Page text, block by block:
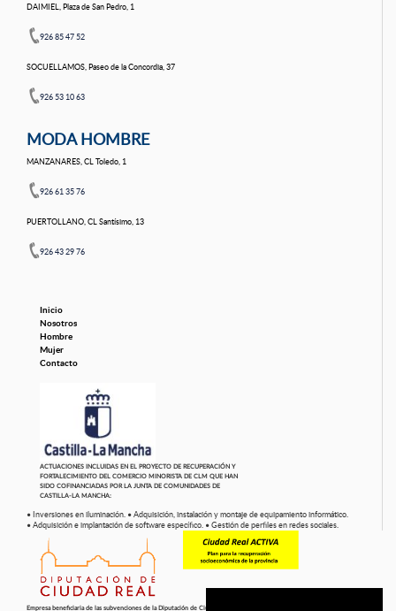
DAIMIEL, Plaza de San Pedro, 1
926 85 47 52
SOCUELLAMOS, Paseo de la Concordia, 37
926 53 10 63
MODA HOMBRE
MANZANARES, CL Toledo, 1
926 61 35 76
PUERTOLLANO, CL Santísimo, 13
926 43 29 76
Inicio
Nosotros
Hombre
Mujer
Contacto
ACTUACIONES INCLUIDAS EN EL PROYECTO DE RECUPERACIÓN Y
FORTALECIMIENTO DEL COMERCIO MINORISTA DE CLM QUE HAN
SIDO COFINANCIADAS POR LA JUNTA DE COMUNIDADES DE
CASTILLA-LA MANCHA:
• Inversiones en iluminación. • Adquisición, instalación y montaje de equipamiento informático.
• Adquisición e implantación de software específico. • Gestión de perfiles en redes sociales.
Empresa beneficiaria de las subvenciones de la Diputación de Ciudad Real: Convocatoria de Subvenciones para Empresas y